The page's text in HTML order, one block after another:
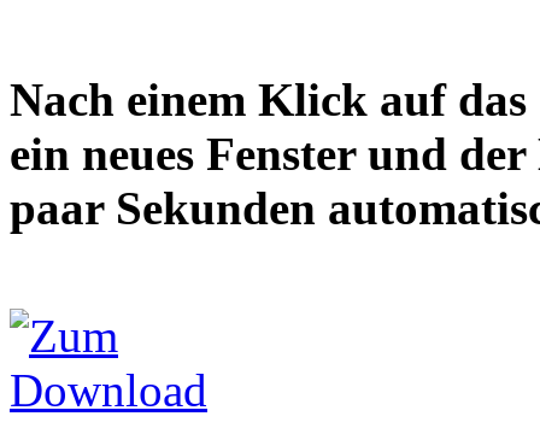
Nach einem Klick auf
ein neues Fenster und
paar Sekunden